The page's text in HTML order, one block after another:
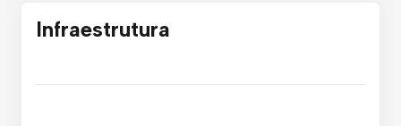
Infraestrutura